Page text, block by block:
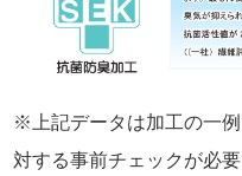
※上記データは加工の一
対する事前チェックが必要